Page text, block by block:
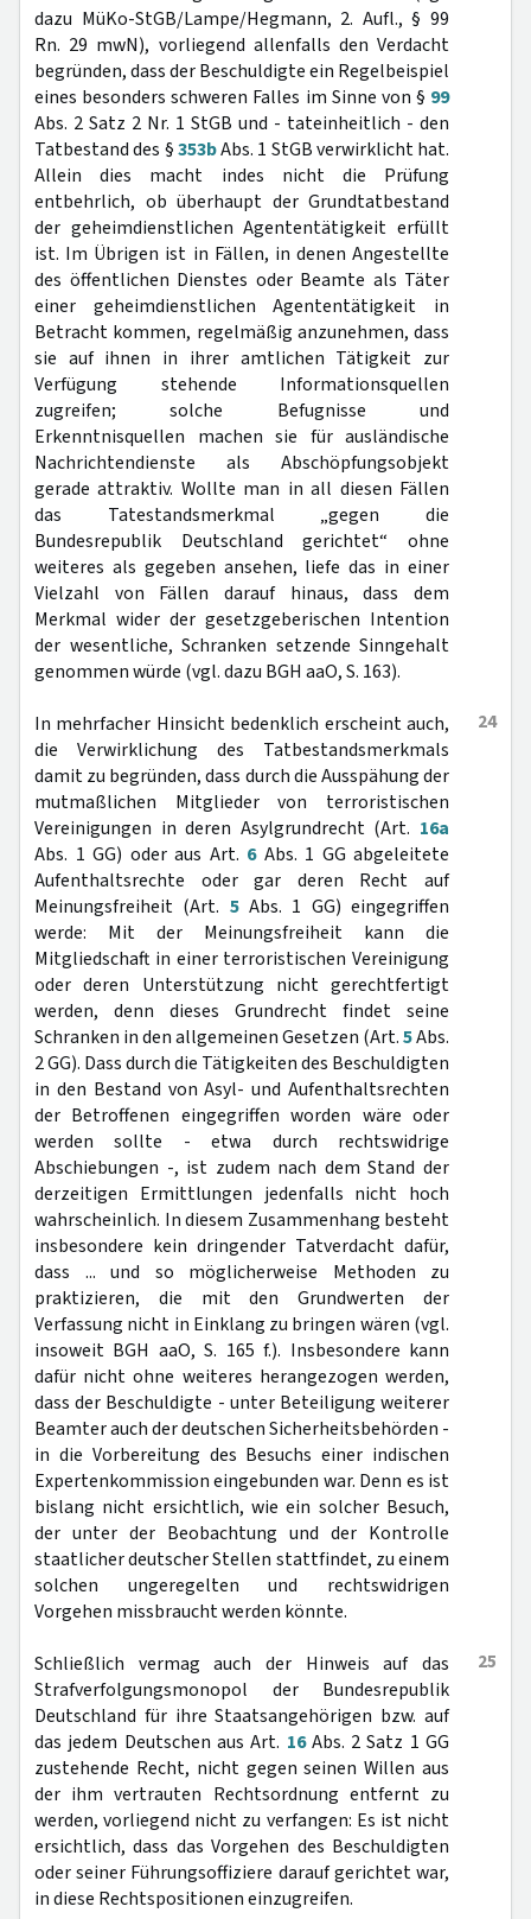
dazu MüKo-StGB/Lampe/Hegmann, 2. Aufl., § 99
Rn. 29 mwN), vorliegend allenfalls den Verdacht
begründen, dass der Beschuldigte ein Regelbeispiel
eines besonders schweren Falles im Sinne von § 99
Abs. 2 Satz 2 Nr. 1 StGB und - tateinheitlich - den
Tatbestand des §353bAbs. 1 StGB verwirklicht hat.
Allein dies macht indes nicht die Prüfung
entbehrlich, ob überhaupt der Grundtatbestand
der geheimdienstlichen Agententätigkeit erfüllt
ist. Im Übrigen ist in Fällen, in denen Angestellte
des öffentlichen Dienstes oder Beamte als Täter
einer geheimdienstlichen Agententätigkeit in
Betracht kommen, regelmäßig anzunehmen, dass
sie auf ihnen in ihrer amtlichen Tätigkeit zur
Verfügung stehende Informationsquellen
zugreifen; solche Befugnisse und
Erkenntnisquellen machen sie für ausländische
Nachrichtendienste als Abschöpfungsobjekt
gerade attraktiv. Wollte man in all diesen Fällen
das Tatestandsmerkmal „gegen die
Bundesrepublik Deutschland gerichtet“ ohne
weiteres als gegeben ansehen, liefe das in einer
Vielzahl von Fällen darauf hinaus, dass dem
Merkmal wider der gesetzgeberischen Intention
der wesentliche, Schranken setzende Sinngehalt
genommen würde (vgl. dazu BGH aaO, S. 163).
24
In mehrfacher Hinsicht bedenklich erscheint auch,
die Verwirklichung des Tatbestandsmerkmals
damit zu begründen, dass durch die Ausspähung der
mutmaßlichen Mitglieder von terroristischen
Vereinigungen in deren Asylgrundrecht (Art. 16a
Abs. 1 GG) oder aus Art. 6Abs. 1 GG abgeleitete
Aufenthaltsrechte oder gar deren Recht auf
Meinungsfreiheit (Art. 5Abs. 1 GG) eingegriffen
werde: Mit der Meinungsfreiheit kann die
Mitgliedschaft in einer terroristischen Vereinigung
oder deren Unterstützung nicht gerechtfertigt
werden, denn dieses Grundrecht findet seine
Schranken in den allgemeinen Gesetzen (Art.5Abs.
2 GG). Dass durch die Tätigkeiten des Beschuldigten
in den Bestand von Asyl- und Aufenthaltsrechten
der Betroffenen eingegriffen worden wäre oder
werden sollte - etwa durch rechtswidrige
Abschiebungen -, ist zudem nach dem Stand der
derzeitigen Ermittlungen jedenfalls nicht hoch
wahrscheinlich. In diesem Zusammenhang besteht
insbesondere kein dringender Tatverdacht dafür,
dass ... und so möglicherweise Methoden zu
praktizieren, die mit den Grundwerten der
Verfassung nicht in Einklang zu bringen wären (vgl.
insoweit BGH aaO, S. 165 f.). Insbesondere kann
dafür nicht ohne weiteres herangezogen werden,
dass der Beschuldigte - unter Beteiligung weiterer
Beamter auch der deutschen Sicherheitsbehörden -
in die Vorbereitung des Besuchs einer indischen
Expertenkommission eingebunden war. Denn es ist
bislang nicht ersichtlich, wie ein solcher Besuch,
der unter der Beobachtung und der Kontrolle
staatlicher deutscher Stellen stattfindet, zu einem
solchen ungeregelten und rechtswidrigen
Vorgehen missbraucht werden könnte.
25
Schließlich vermag auch der Hinweis auf das
Strafverfolgungsmonopol der Bundesrepublik
Deutschland für ihre Staatsangehörigen bzw. auf
das jedem Deutschen aus Art. 16Abs. 2 Satz 1 GG
zustehende Recht, nicht gegen seinen Willen aus
der ihm vertrauten Rechtsordnung entfernt zu
werden, vorliegend nicht zu verfangen: Es ist nicht
ersichtlich, dass das Vorgehen des Beschuldigten
oder seiner Führungsoffiziere darauf gerichtet war,
in diese Rechtspositionen einzugreifen.